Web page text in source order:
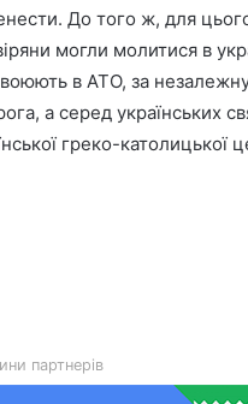
До того ж, для
могли молитися в
воюють в АТО, за
а серед українських
греко-католицької
партнерів